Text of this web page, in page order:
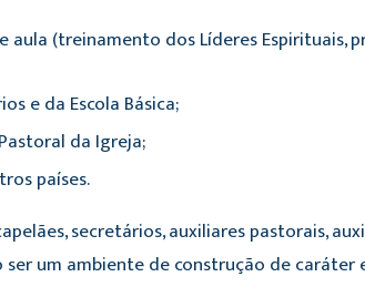
(treinamento dos Líderes Espirituais,
e da Escola Básica;
da Igreja;
países.
secretários, auxiliares pastorais,
um ambiente de construção de caráter